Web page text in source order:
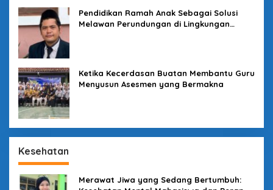
Pendidikan Ramah Anak Sebagai Solusi
Melawan Perundungan di Lingkungan
Ketika Kecerdasan Buatan Membantu Guru
Menyusun Asesmen yang Bermakna
Kesehatan
Merawat Jiwa yang Sedang Bertumbuh: